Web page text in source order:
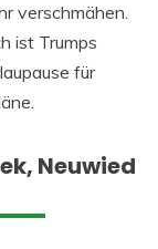
verschmähen.
ist Trumps
für
Neuwied